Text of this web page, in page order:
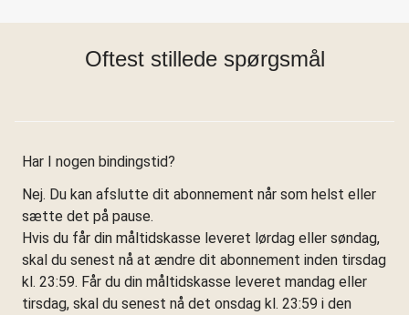
Oftest stillede spørgsmål
Har I nogen bindingstid?
Nej. Du kan afslutte dit abonnement når som helst eller
sætte det på pause.
Hvis du får din måltidskasse leveret lørdag eller søndag,
skal du senest nå at ændre dit abonnement inden tirsdag
kl. 23:59. Får du din måltidskasse leveret mandag eller
tirsdag, skal du senest nå det onsdag kl. 23:59 i den